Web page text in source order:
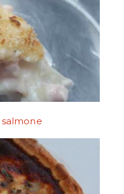
salmone